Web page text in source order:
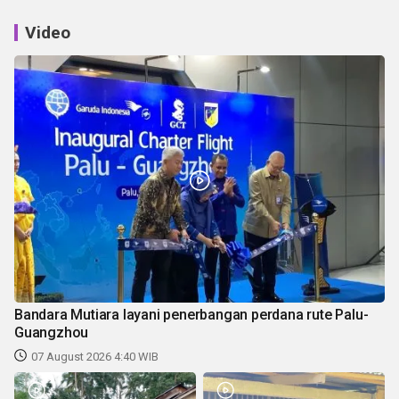
Video
Bandara Mutiara layani penerbangan perdana rute Palu-
Guangzhou
07 August 2026 4:40 WIB